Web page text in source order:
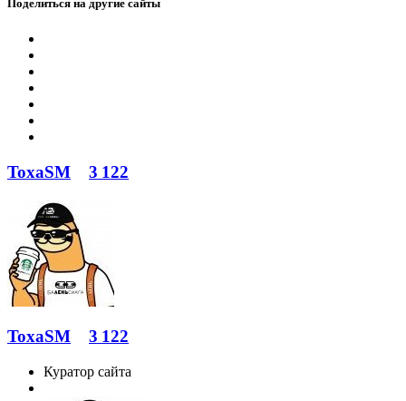
Поделиться на другие сайты
ToxaSM 3 122
ToxaSM 3 122
Куратор сайта